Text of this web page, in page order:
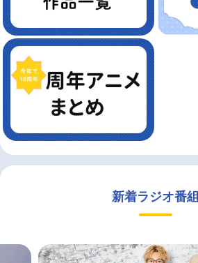
新着ラジオ番組